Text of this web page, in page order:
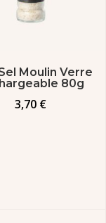
Moulin Verre
80g
3,70 €